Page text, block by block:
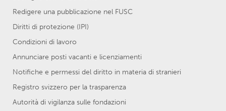
Redigere una pubblicazione nel FUSC
Diritti di protezione (IPI)
Condizioni di lavoro
Annunciare posti vacanti e licenziamenti
Notifiche e permessi del diritto in materia di stranieri
Registro svizzero per la trasparenza
Autorità di vigilanza sulle fondazioni